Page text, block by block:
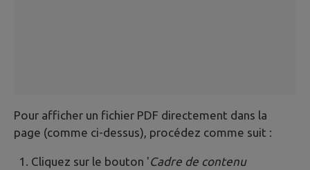
Pour afficher un fichier PDF directement dans la
page (comme ci-dessus), procédez comme suit :
Cliquez sur le bouton 'Cadre de contenu